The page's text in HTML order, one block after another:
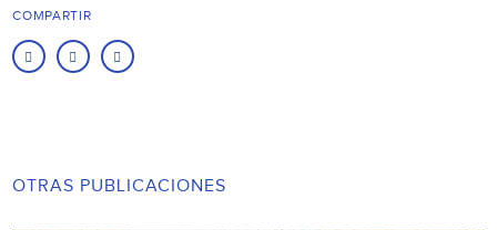
COMPARTIR
OTRAS PUBLICACIONES